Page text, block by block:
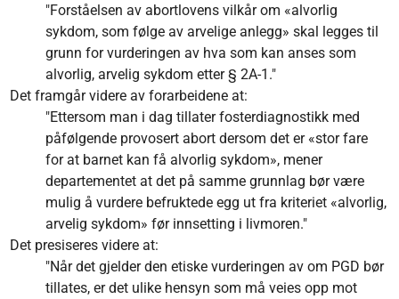
"Forståelsen av abortlovens vilkår om «alvorlig
sykdom, som følge av arvelige anlegg» skal legges til
grunn for vurderingen av hva som kan anses som
alvorlig, arvelig sykdom etter § 2A-1."
Det framgår videre av forarbeidene at:
"Ettersom man i dag tillater fosterdiagnostikk med
påfølgende provosert abort dersom det er «stor fare
for at barnet kan få alvorlig sykdom», mener
departementet at det på samme grunnlag bør være
mulig å vurdere befruktede egg ut fra kriteriet «alvorlig,
arvelig sykdom» før innsetting i livmoren."
Det presiseres videre at:
"Når det gjelder den etiske vurderingen av om PGD bør
tillates, er det ulike hensyn som må veies opp mot